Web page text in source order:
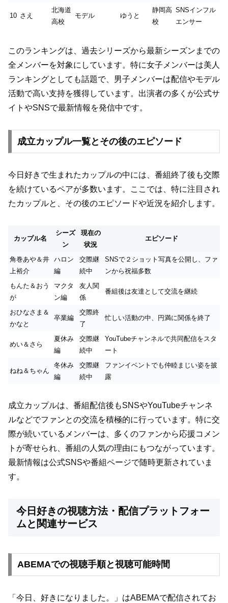
10 さえ
北海道
高校
モデル ゆうと
静岡高
校
SNSインフル
エンサー
このランキングは、過去シリーズから最新シーズンまでの
全メンバーを対象にしています。特に女子メンバーは美人
ランキングとしても話題で、男子メンバーは配信やモデル
活動で高い支持を獲得しています。出演者の多くが公式サ
イトやSNSで最新情報を発信中です。
成立カップル一覧とその後のエピソード
今日好きで生まれたカップルの中には、番組終了後も交際
を続けているペアが多数います。ここでは、特に注目され
たカップルと、その後のエピソードや近況を紹介します。
カップル名
シーズ
ン
現在の
状況
エピソード
角巻あや＆井
上裕介
ハロン
編
交際継
続中
SNSで２ショット写真を公開し、ファ
ンから祝福多数
もんた＆おう
が
マクタ
ン編
友人関
係
番組後は友達として交流を継続
おひなさま＆
かなと
卒業編
交際終
了
忙しい活動の中、円満に関係を終了
めい＆さら
夏休み
編
交際継
続中
YouTubeチャンネルで共同配信をスタ
ート
ねね＆ちゃん
冬休み
編
交際継
続中
ファンイベントでも仲睦まじい姿を披
露
成立カップルは、番組配信後もSNSやYouTubeチャンネ
ルなどでファンとの交流を積極的に行っています。特に交
際が続いているメンバーは、多くのファンから応援コメン
トが寄せられ、番組の人気の理由にもつながっています。
最新情報は公式SNSや番組ページで随時更新されていま
す。
今日好きの視聴方法・配信プラットフォー
ムと関連サービス
ABEMAでの視聴手順と視聴可能時間
「今日、好きになりました。」はABEMAで配信されてお